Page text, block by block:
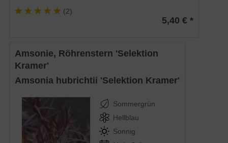
(2)
5,40 € *
Amsonie, Röhrenstern 'Selektion
Kramer'
Amsonia hubrichtii 'Selektion Kramer'
Sommergrün
Hellblau
Sonnig